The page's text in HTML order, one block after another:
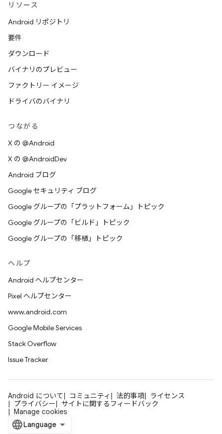
リソース
Android リポジトリ
要件
ダウンロード
バイナリのプレビュー
ファクトリー イメージ
ドライバのバイナリ
つながる
X の @Android
X の @AndroidDev
Android ブログ
Google セキュリティ ブログ
Google グループの「プラットフォーム」トピック
Google グループの「ビルド」トピック
Google グループの「移植」トピック
ヘルプ
Android ヘルプセンター
Pixel ヘルプセンター
www.android.com
Google Mobile Services
Stack Overflow
Issue Tracker
Android について コミュニティ 法的事項
ライセンス
プライバシー
サイトに関するフィードバック
Manage cookies